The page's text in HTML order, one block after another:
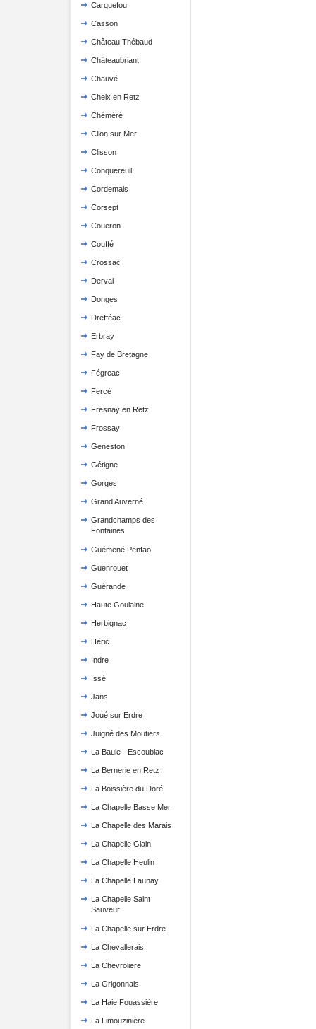
Carquefou
Casson
Château Thébaud
Châteaubriant
Chauvé
Cheix en Retz
Chéméré
Clion sur Mer
Clisson
Conquereuil
Cordemais
Corsept
Couëron
Couffé
Crossac
Derval
Donges
Drefféac
Erbray
Fay de Bretagne
Fégreac
Fercé
Fresnay en Retz
Frossay
Geneston
Gétigne
Gorges
Grand Auverné
Grandchamps des
Fontaines
Guémené Penfao
Guenrouet
Guérande
Haute Goulaine
Herbignac
Héric
Indre
Issé
Jans
Joué sur Erdre
Juigné des Moutiers
La Baule - Escoublac
La Bernerie en Retz
La Boissière du Doré
La Chapelle Basse Mer
La Chapelle des Marais
La Chapelle Glain
La Chapelle Heulin
La Chapelle Launay
La Chapelle Saint
Sauveur
La Chapelle sur Erdre
La Chevallerais
La Chevroliere
La Grigonnais
La Haie Fouassière
La Limouzinière